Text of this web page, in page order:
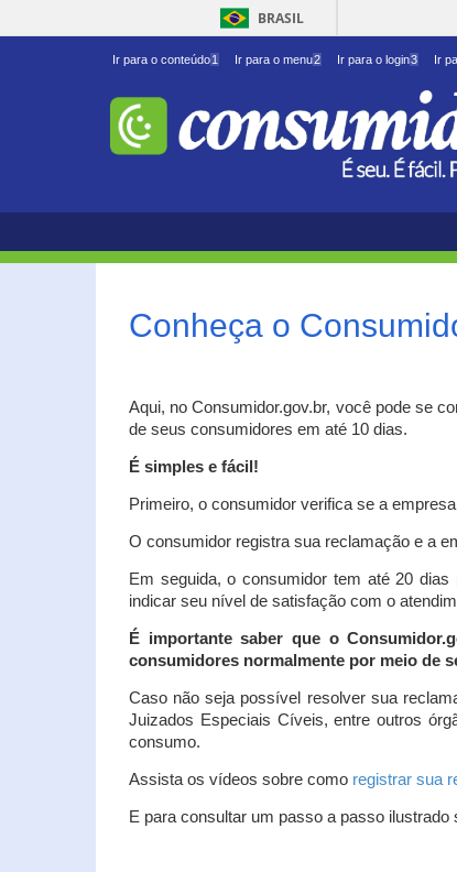
BRASIL
Ir para o conteúdo1 Ir para o menu2 Ir para o login3 Ir
Conheça o
Aqui, no Consumidor.gov.br, você pode se
de seus consumidores em até 10 dias.
É simples e fácil!
Primeiro, o consumidor verifica se a
O consumidor registra sua reclamação e a
Em seguida, o consumidor tem até 20
indicar seu nível de satisfação com o
É importante saber que o
consumidores normalmente por meio de
Caso não seja possível resolver sua
Juizados Especiais Cíveis, entre outros
consumo.
Assista os vídeos sobre como registrar sua
E para consultar um passo a passo